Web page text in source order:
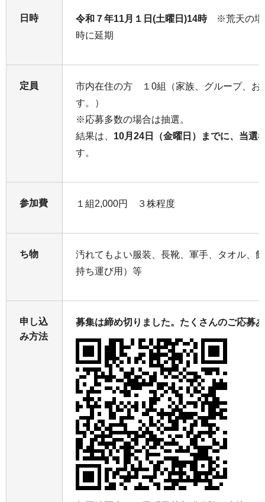
日時 令和７年11月１日(土曜日)14時
※荒天の場
時に延期
定員
市内在住の方 １0組（家族、グループ、お
す。）
※応募多数の場合は抽選。
結果は、 10月24日（金曜日）までに、当選
す。
参加費 １組2,000円 ３株程度
ち物
汚れてもよい服装、長靴、軍手、タオル、
持ち運び用）等
申し込
み方法
募集は締め切りました。たくさんのご応募